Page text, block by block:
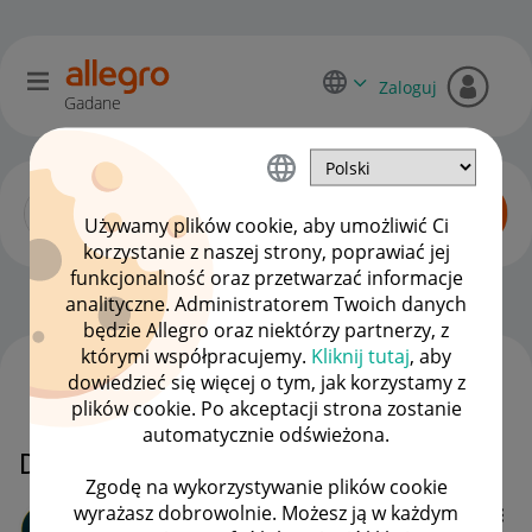
Używamy plików cookie, aby umożliwić Ci
korzystanie z naszej strony, poprawiać jej
funkcjonalność oraz przetwarzać informacje
analityczne. Administratorem Twoich danych
będzie Allegro oraz niektórzy partnerzy, z
którymi współpracujemy. Kliknij tutaj, aby
dowiedzieć się więcej o tym, jak korzystamy z
plików cookie. Po akceptacji strona zostanie
automatycznie odświeżona.
Zgodę na wykorzystywanie plików cookie
wyrażasz dobrowolnie. Możesz ją w każdym
Gadane
Zaloguj
Allegro Delivery OPCJE
Dlaczego Allegro oszukuje?
Client:40237820
WSZYSTKIE TEMATY